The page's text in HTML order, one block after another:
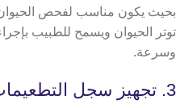
بحيث يكون مناسب لفحص الحيوان
توتر الحيوان ويسمح للطبيب
وسرعة.
3. تجهيز سجل التطعيمات والأدوية